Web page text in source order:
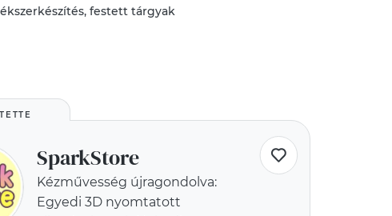
ékszerkészítés,festett tárgyak
SparkStore
Kézművesség újragondolva:
Egyedi 3D nyomtatott